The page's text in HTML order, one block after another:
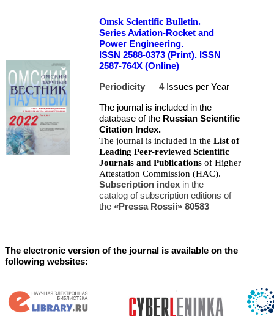
Omsk Scientific Bulletin.
Series Aviation-Rocket and
Power Engineering.
ISSN 2588-0373 (Print). ISSN
2587-764X (Online)
Periodicity — 4 Issues per Year
The journal is included in the
database of the Russian Scientific
Citation Index.
The journal is included in the List of
Leading Peer-reviewed Scientific
Journals and Publications of Higher
Attestation Commission (HAC).
Subscription index in the
catalog of subscription editions of
the «Pressa Rossii» 80583
The electronic version of the journal is available on the
following websites: